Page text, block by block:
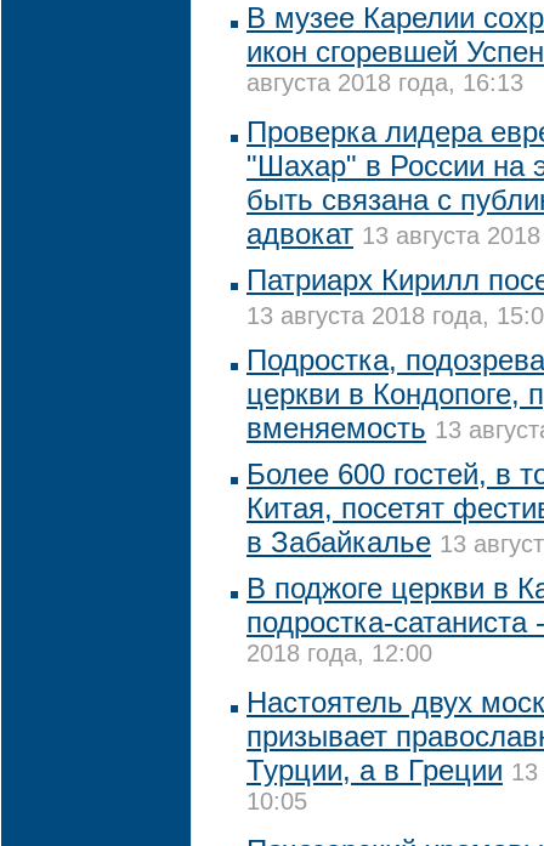
В музее Карелии
икон сгоревшей
августа 2018 года, 16:13
Проверка лидера
"Шахар" в России на
быть связана с
адвокат 13 августа
Патриарх Кирилл
13 августа 2018 года,
Подростка,
церкви в Кондопоге,
вменяемость 13
Более 600 гостей, в
Китая, посетят
в Забайкалье 13
В поджоге церкви в
подростка-сатаниста
2018 года, 12:00
Настоятель двух
призывает
Турции, а в Греции 13
10:05